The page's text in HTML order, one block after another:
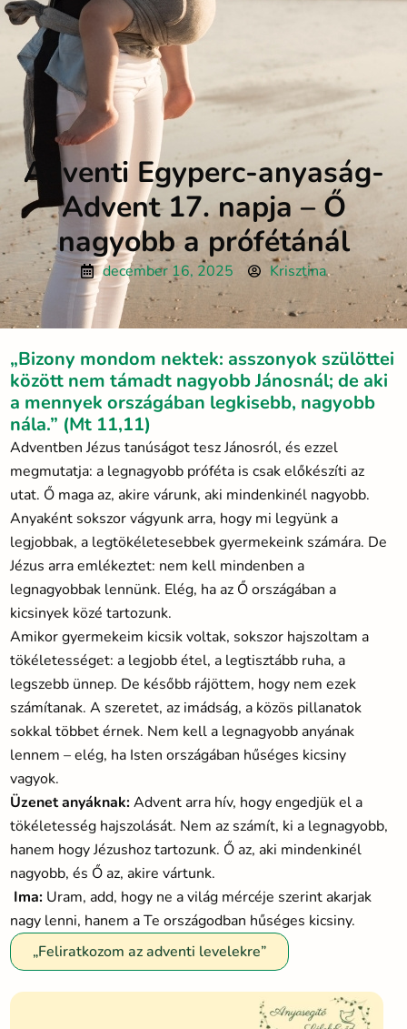
Adventi Egyperc-anyaság-
Advent 17. napja – Ő
nagyobb a prófétánál
december 16, 2025 Krisztina
„Bizony mondom nektek: asszonyok szülöttei
között nem támadt nagyobb Jánosnál; de aki
a mennyek országában legkisebb, nagyobb
nála.” (Mt 11,11)
Adventben Jézus tanúságot tesz Jánosról, és ezzel
megmutatja: a legnagyobb próféta is csak előkészíti az
utat. Ő maga az, akire várunk, aki mindenkinél nagyobb.
Anyaként sokszor vágyunk arra, hogy mi legyünk a
legjobbak, a legtökéletesebbek gyermekeink számára. De
Jézus arra emlékeztet: nem kell mindenben a
legnagyobbak lennünk. Elég, ha az Ő országában a
kicsinyek közé tartozunk.
Amikor gyermekeim kicsik voltak, sokszor hajszoltam a
tökéletességet: a legjobb étel, a legtisztább ruha, a
legszebb ünnep. De később rájöttem, hogy nem ezek
számítanak. A szeretet, az imádság, a közös pillanatok
sokkal többet érnek. Nem kell a legnagyobb anyának
lennem – elég, ha Isten országában hűséges kicsiny
vagyok.
Üzenet anyáknak:Advent arra hív, hogy engedjük el a
tökéletesség hajszolását. Nem az számít, ki a legnagyobb,
hanem hogy Jézushoz tartozunk. Ő az, aki mindenkinél
nagyobb, és Ő az, akire vártunk.
Ima: Uram, add, hogy ne a világ mércéje szerint akarjak
nagy lenni, hanem a Te országodban hűséges kicsiny.
„Feliratkozom az adventi levelekre”